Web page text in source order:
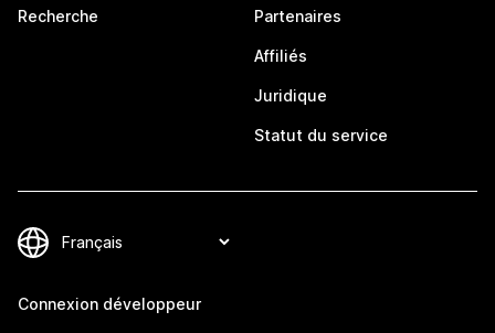
Recherche Partenaires
Affiliés
Juridique
Statut du service
Connexion développeur